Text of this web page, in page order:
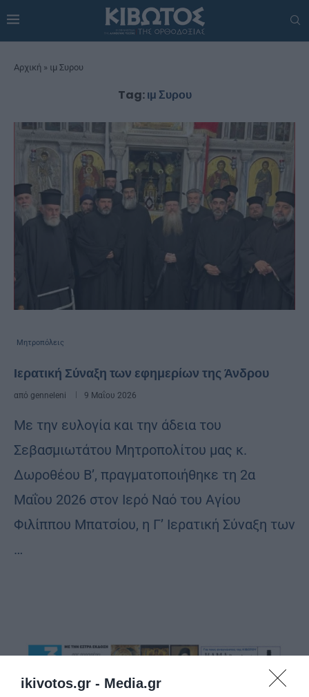
ikivotos.gr - Media.gr
Αρχική » ιμ Συρου
Tag:ιμ Συρου
Μητροπόλεις
Ιερατική Σύναξη των εφημερίων της Άνδρου
από genneleni 9 Μαΐου 2026
Με την ευλογία και την άδεια του
Σεβασμιωτάτου Μητροπολίτου μας κ.
Δωροθέου Β’, πραγματοποιήθηκε τη 2α
Μαΐου 2026 στον Ιερό Ναό του Αγίου
Φιλίππου Μπατσίου, η Γ’ Ιερατική Σύναξη των
…